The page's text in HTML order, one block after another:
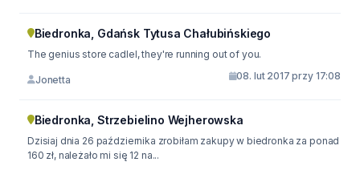
Biedronka, Gdańsk Tytusa Chałubińskiego
The genius store cadlel, they're running out of you.
Jonetta 08. lut 2017 przy 17:08
Biedronka, Strzebielino Wejherowska
Dzisiaj dnia 26 października zrobiłam zakupy w biedronka za ponad
160 zł, należało mi się 12 na...